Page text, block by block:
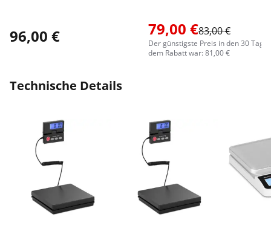
96,00 € 79,00 €83,00 €
Der günstigste Preis in den 30
dem Rabatt war: 81,00 €
Technische Details